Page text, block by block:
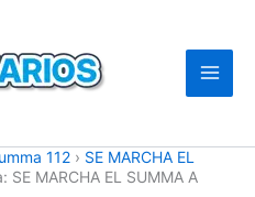
112 › SE MARCHA EL
SE MARCHA EL SUMMA A